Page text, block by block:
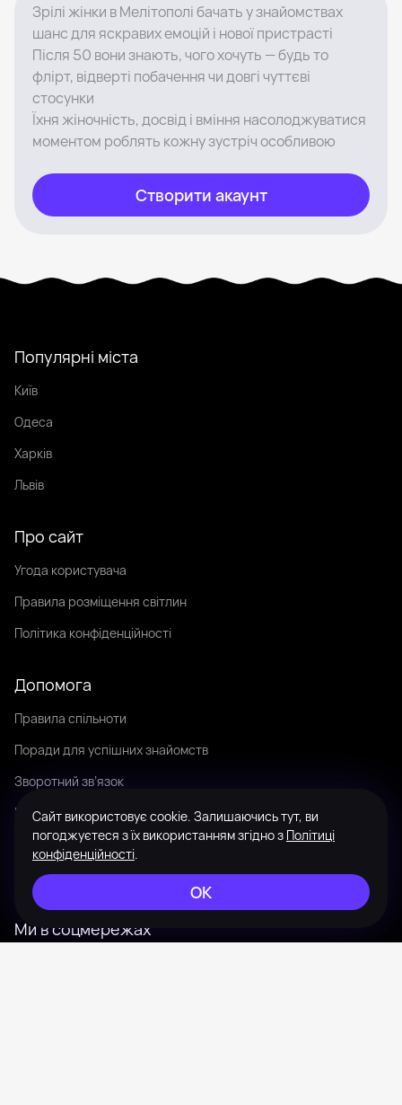
Зрілі жінки в Мелітополі бачать у знайомствах
шанс для яскравих емоцій і нової пристрасті
Після 50 вони знають, чого хочуть — будь то
флірт, відверті побачення чи довгі чуттєві
стосунки
Їхня жіночність, досвід і вміння насолоджуватися
моментом роблять кожну зустріч особливою
Створити акаунт
Популярні міста
Київ
Одеса
Харків
Львів
Про сайт
Угода користувача
Правила розміщення світлин
Політика конфіденційності
Допомога
Правила спільноти
Поради для успішних знайомств
Зворотний зв’язок
Мова
Зовнішній вигляд
Мапа сайту
Ми в соцмережах
Сайт використовує cookie. Залишаючись тут, ви
погоджуєтеся з їх використанням згідно з Політиці
конфіденційності.
ОК